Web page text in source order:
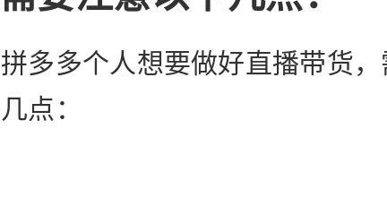
拼多多个人想要做好直播带货
几点：